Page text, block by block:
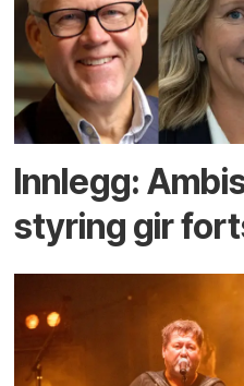
Innlegg:
styring gir